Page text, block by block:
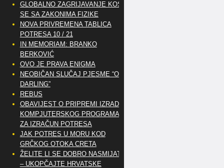
GLOBALNO ZAGRIJAVANJE KOSI
SE SA ZAKONIMA FIZIKE
NOVA PRIVREMENA TABLICA
POTRESA 10 / 21
IN MEMORIAM: BRANKO
BERKOVIĆ
OVO JE PRAVA ENIGMA
NEOBIČAN SLUČAJ PJESME “OH
DARLING”
REBUS
OBAVIJEST O PRIPREMI IZRADE
KOMPJUTERSKOG PROGRAMA
ZA IZRAČUN POTRESA
JAK POTRES U MORU KOD
GRČKOG OTOKA CRETA
ŽELITE LI SE DOBRO NASMIJATI
– UKOPČAJTE HRVATSKE